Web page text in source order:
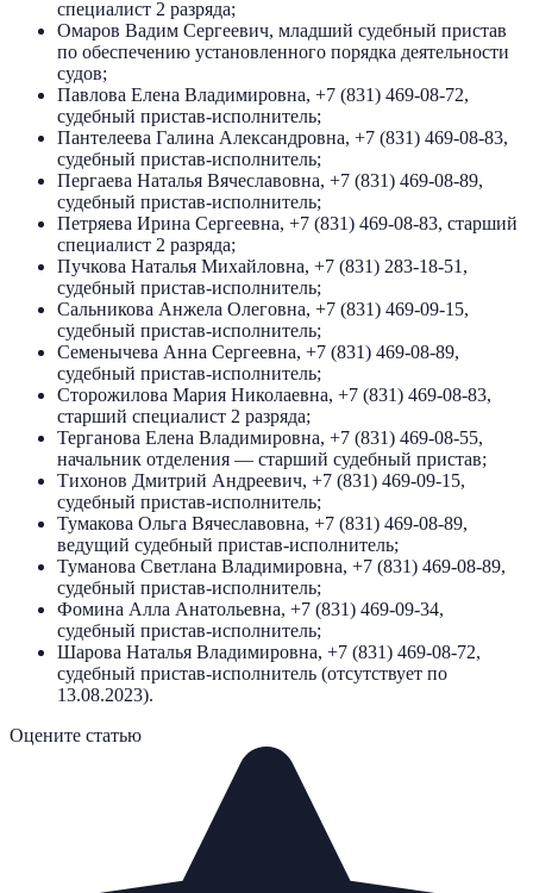
специалист 2 разряда;
Омаров Вадим Сергеевич, младший судебный пристав
по обеспечению установленного порядка деятельности
судов;
Павлова Елена Владимировна, +7 (831) 469-08-72,
судебный пристав-исполнитель;
Пантелеева Галина Александровна, +7 (831) 469-08-83,
судебный пристав-исполнитель;
Пергаева Наталья Вячеславовна, +7 (831) 469-08-89,
судебный пристав-исполнитель;
Петряева Ирина Сергеевна, +7 (831) 469-08-83, старший
специалист 2 разряда;
Пучкова Наталья Михайловна, +7 (831) 283-18-51,
судебный пристав-исполнитель;
Сальникова Анжела Олеговна, +7 (831) 469-09-15,
судебный пристав-исполнитель;
Семенычева Анна Сергеевна, +7 (831) 469-08-89,
судебный пристав-исполнитель;
Сторожилова Мария Николаевна, +7 (831) 469-08-83,
старший специалист 2 разряда;
Терганова Елена Владимировна, +7 (831) 469-08-55,
начальник отделения — старший судебный пристав;
Тихонов Дмитрий Андреевич, +7 (831) 469-09-15,
судебный пристав-исполнитель;
Тумакова Ольга Вячеславовна, +7 (831) 469-08-89,
ведущий судебный пристав-исполнитель;
Туманова Светлана Владимировна, +7 (831) 469-08-89,
судебный пристав-исполнитель;
Фомина Алла Анатольевна, +7 (831) 469-09-34,
судебный пристав-исполнитель;
Шарова Наталья Владимировна, +7 (831) 469-08-72,
судебный пристав-исполнитель (отсутствует по
13.08.2023).
Оцените статью